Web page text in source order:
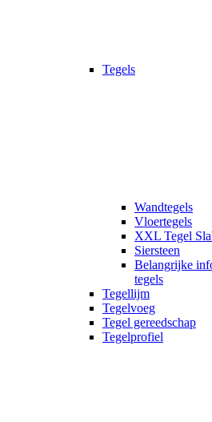
Tegels
Wandtegels
Vloertegels
XXL Tegel
Siersteen
Belangrijke
tegels
Tegellijm
Tegelvoeg
Tegel gereedschap
Tegelprofiel